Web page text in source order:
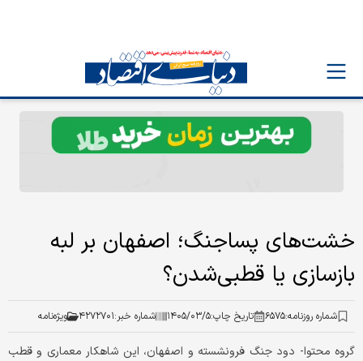
خشت‌های پساجنگ؛ اصفهان بر لبه
بازسازی یا قطبی‌شدن؟
شماره روزنامه:۶۵۷۵ تاریخ چاپ:۱۴۰۵/۰۳/۵ شماره خبر:۴۲۷۲۷۰۱ ویژه‌نامه
گروه محتوا- دود جنگ فرونشسته و اصفهان، این شاهکار معماری و قطب